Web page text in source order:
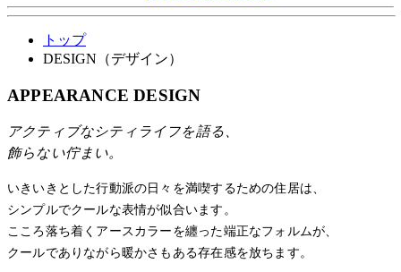
トップ
DESIGN（デザイン）
APPEARANCE DESIGN
アクティブなシティライフを語る、
飾らない佇まい。
いきいきとした行動派の日々を満喫するための住居は、
シンプルでクールな表情が似合います。
こころ落ち着くアースカラーを纏った端正なフォルムが、
クールでありながら暖かさもある存在感を放ちます。